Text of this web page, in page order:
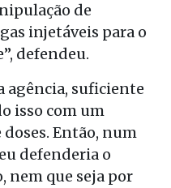
de
injetáveis para o
defendeu.
agência, suficiente
isso com um
Então, num
defenderia o
nem que seja por